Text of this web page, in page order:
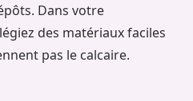
Dans votre
des matériaux faciles
pas le calcaire.